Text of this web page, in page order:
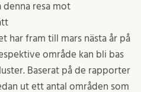
denna resa mot
har fram till mars nästa år på
område kan bli bas
Baserat på de rapporter
ut ett antal områden som